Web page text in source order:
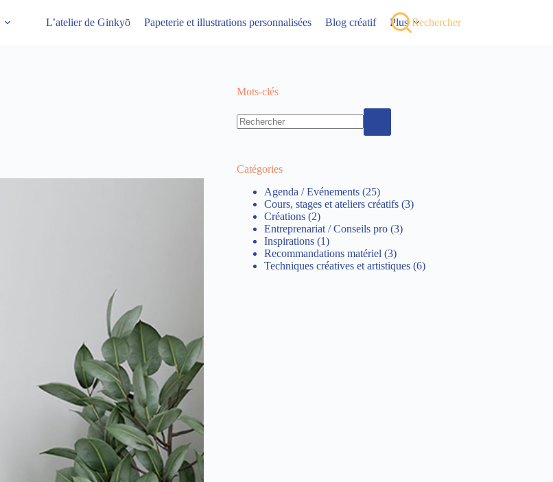
L’atelier de Ginkyō Papeterie et illustrations personnalisées Blog créatif Plus Rechercher
Mots-clés
Catégories
Agenda / Evénements (25)
Cours, stages et ateliers créatifs (3)
Créations (2)
Entreprenariat / Conseils pro (3)
Inspirations (1)
Recommandations matériel (3)
Techniques créatives et artistiques (6)